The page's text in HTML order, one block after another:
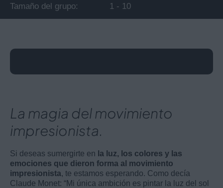
Tamaño del grupo 1 - 10
La magia del movimiento
impresionista.
Si deseas sumergirte en la luz, los colores y las
emociones que dieron forma al movimiento
impresionista, te estamos esperando. Como decía
Claude Monet: “Mi única ambición es pintar la luz del sol